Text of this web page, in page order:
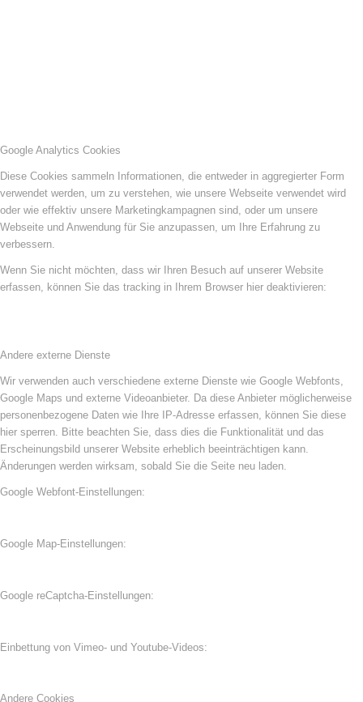
Google Analytics Cookies
Diese Cookies sammeln Informationen, die entweder in aggregierter Form
verwendet werden, um zu verstehen, wie unsere Webseite verwendet wird
oder wie effektiv unsere Marketingkampagnen sind, oder um unsere
Webseite und Anwendung für Sie anzupassen, um Ihre Erfahrung zu
verbessern.
Wenn Sie nicht möchten, dass wir Ihren Besuch auf unserer Website
erfassen, können Sie das tracking in Ihrem Browser hier deaktivieren:
Andere externe Dienste
Wir verwenden auch verschiedene externe Dienste wie Google Webfonts,
Google Maps und externe Videoanbieter. Da diese Anbieter möglicherweise
personenbezogene Daten wie Ihre IP-Adresse erfassen, können Sie diese
hier sperren. Bitte beachten Sie, dass dies die Funktionalität und das
Erscheinungsbild unserer Website erheblich beeinträchtigen kann.
Änderungen werden wirksam, sobald Sie die Seite neu laden.
Google Webfont-Einstellungen:
Google Map-Einstellungen:
Google reCaptcha-Einstellungen:
Einbettung von Vimeo- und Youtube-Videos:
Andere Cookies